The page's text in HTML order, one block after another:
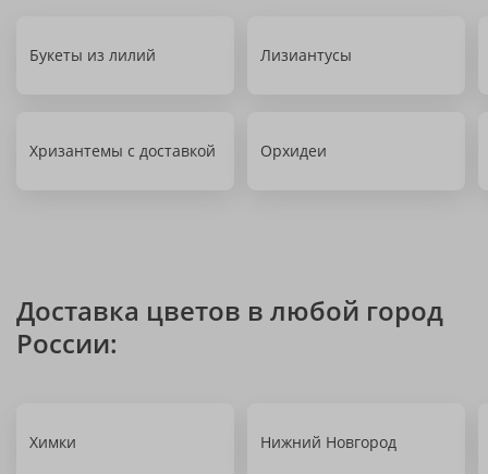
Букеты из лилий Лизиантусы
Хризантемы с доставкой Орхидеи
Доставка цветов в любой город
России:
Химки Нижний Новгород